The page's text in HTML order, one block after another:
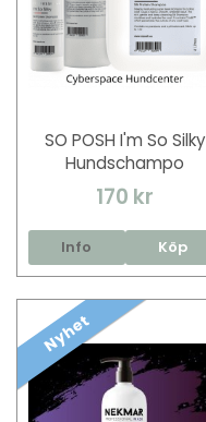
SO POSH I'm So Silky
Hundschampo
170 kr
Info Köp
Nyhet